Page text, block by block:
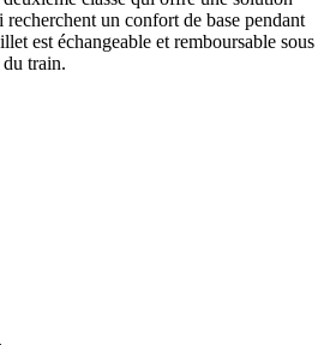
un confort de base pendant
est échangeable et remboursable sous
train.